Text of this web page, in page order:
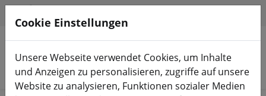
Produkte suchen
Cookie Einstellungen
Unsere Webseite verwendet Cookies, um Inhalte
und Anzeigen zu personalisieren, zugriffe auf unsere
Website zu analysieren, Funktionen sozialer Medien